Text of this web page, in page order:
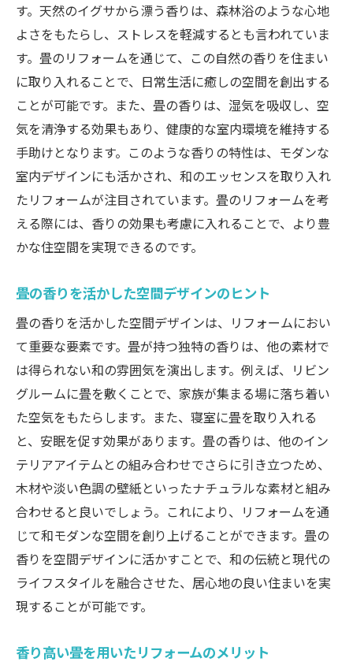
す。天然のイグサから漂う香りは、森林浴のような心地
よさをもたらし、ストレスを軽減するとも言われていま
す。畳のリフォームを通じて、この自然の香りを住まい
に取り入れることで、日常生活に癒しの空間を創出する
ことが可能です。また、畳の香りは、湿気を吸収し、空
気を清浄する効果もあり、健康的な室内環境を維持する
手助けとなります。このような香りの特性は、モダンな
室内デザインにも活かされ、和のエッセンスを取り入れ
たリフォームが注目されています。畳のリフォームを考
える際には、香りの効果も考慮に入れることで、より豊
かな住空間を実現できるのです。
畳の香りを活かした空間デザインのヒント
畳の香りを活かした空間デザインは、リフォームにおい
て重要な要素です。畳が持つ独特の香りは、他の素材で
は得られない和の雰囲気を演出します。例えば、リビン
グルームに畳を敷くことで、家族が集まる場に落ち着い
た空気をもたらします。また、寝室に畳を取り入れる
と、安眠を促す効果があります。畳の香りは、他のイン
テリアアイテムとの組み合わせでさらに引き立つため、
木材や淡い色調の壁紙といったナチュラルな素材と組み
合わせると良いでしょう。これにより、リフォームを通
じて和モダンな空間を創り上げることができます。畳の
香りを空間デザインに活かすことで、和の伝統と現代の
ライフスタイルを融合させた、居心地の良い住まいを実
現することが可能です。
香り高い畳を用いたリフォームのメリット